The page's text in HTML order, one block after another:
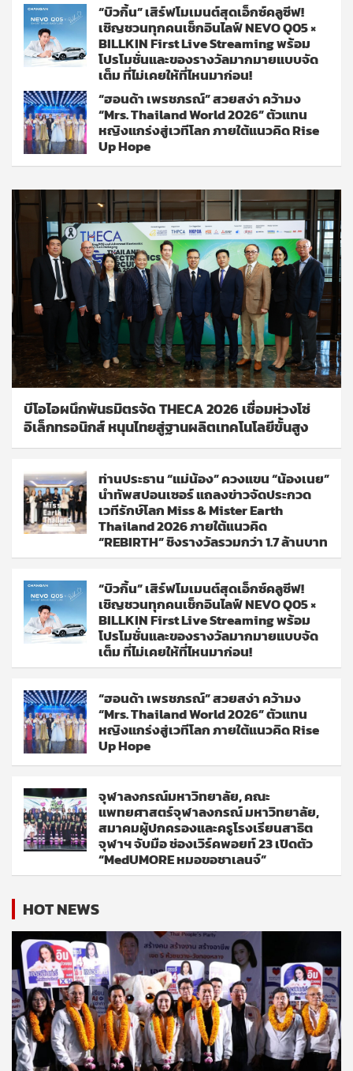
“บิวกิ้น” เสิร์ฟโมเมนต์สุดเอ็กซ์คลูซีฟ!
เชิญชวนทุกคนเช็กอินไลฟ์ NEVO Q05 ×
BILLKIN First Live Streaming พร้อม
โปรโมชั่นและของรางวัลมากมายแบบจัด
เต็ม ที่ไม่เคยให้ที่ไหนมาก่อน!
“ฮอนด้า เพรชภรณ์” สวยสง่า คว้ามง
“Mrs. Thailand World 2026” ตัวแทน
หญิงแกร่งสู่เวทีโลก ภายใต้แนวคิด Rise
Up Hope
บีโอไอผนึกพันธมิตรจัด THECA 2026 เชื่อมห่วงโซ่
อิเล็กทรอนิกส์ หนุนไทยสู่ฐานผลิตเทคโนโลยีขั้นสูง
ท่านประธาน “แม่น้อง” ควงแขน “น้องเนย”
นำทัพสปอนเซอร์ แถลงข่าวจัดประกวด
เวทีรักษ์โลก Miss & Mister Earth
Thailand 2026 ภายใต้แนวคิด
“REBIRTH” ชิงรางวัลรวมกว่า 1.7 ล้านบาท
“บิวกิ้น” เสิร์ฟโมเมนต์สุดเอ็กซ์คลูซีฟ!
เชิญชวนทุกคนเช็กอินไลฟ์ NEVO Q05 ×
BILLKIN First Live Streaming พร้อม
โปรโมชั่นและของรางวัลมากมายแบบจัด
เต็ม ที่ไม่เคยให้ที่ไหนมาก่อน!
“ฮอนด้า เพรชภรณ์” สวยสง่า คว้ามง
“Mrs. Thailand World 2026” ตัวแทน
หญิงแกร่งสู่เวทีโลก ภายใต้แนวคิด Rise
Up Hope
จุฬาลงกรณ์มหาวิทยาลัย, คณะ
แพทยศาสตร์จุฬาลงกรณ์ มหาวิทยาลัย,
สมาคมผู้ปกครองและครูโรงเรียนสาธิต
จุฬาฯ จับมือ ช่องเวิร์คพอยท์ 23 เปิดตัว
“MedUMORE หมอขอชาเลนจ์”
HOT NEWS